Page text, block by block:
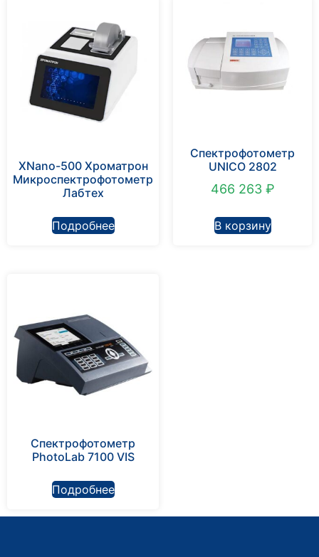
XNano-500 Хроматрон
Микроспектрофотометр
Лабтех
Подробнее
Спектрофотометр
UNICO 2802
466 263 ₽
В корзину
Спектрофотометр
PhotoLab 7100 VIS
Подробнее